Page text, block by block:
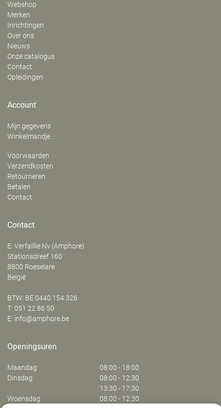
Webshop
Merken
Inrichtingen
Over ons
Nieuws
Onze catalogus
Contact
Opleidingen
Account
Mijn gegevens
Winkelmandje
Voorwaarden
Verzendkosten
Retourneren
Betalen
Contact
Contact
E. Verfaillie Nv (Amphore)
‍Stationsdreef 160
8800 Roeselare
België
BTW: BE 0440.154.326
T: 051 22 86 50
E: info@amphore.be
Openingsuren
Maandag
08:00 - 18:00
Dinsdag
08:00 - 12:30
13:30 - 17:30
Woensdag
08:00 - 12:30